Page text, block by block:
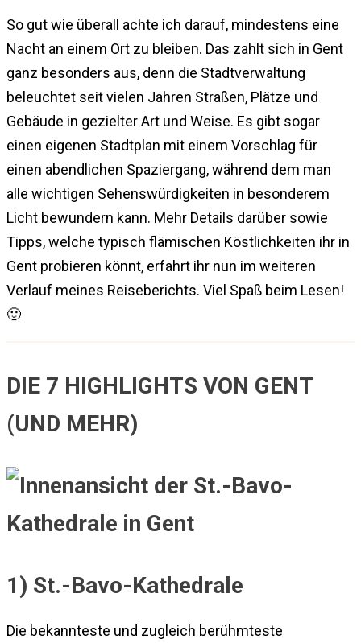
So gut wie überall achte ich darauf, mindestens eine
Nacht an einem Ort zu bleiben. Das zahlt sich in Gent
ganz besonders aus, denn die Stadtverwaltung
beleuchtet seit vielen Jahren Straßen, Plätze und
Gebäude in gezielter Art und Weise. Es gibt sogar
einen eigenen Stadtplan mit einem Vorschlag für
einen abendlichen Spaziergang, während dem man
alle wichtigen Sehenswürdigkeiten in besonderem
Licht bewundern kann. Mehr Details darüber sowie
Tipps, welche typisch flämischen Köstlichkeiten ihr in
Gent probieren könnt, erfahrt ihr nun im weiteren
Verlauf meines Reiseberichts. Viel Spaß beim Lesen!
🙂
DIE 7 HIGHLIGHTS VON GENT
(UND MEHR)
1) St.-Bavo-Kathedrale
Die bekannteste und zugleich berühmteste